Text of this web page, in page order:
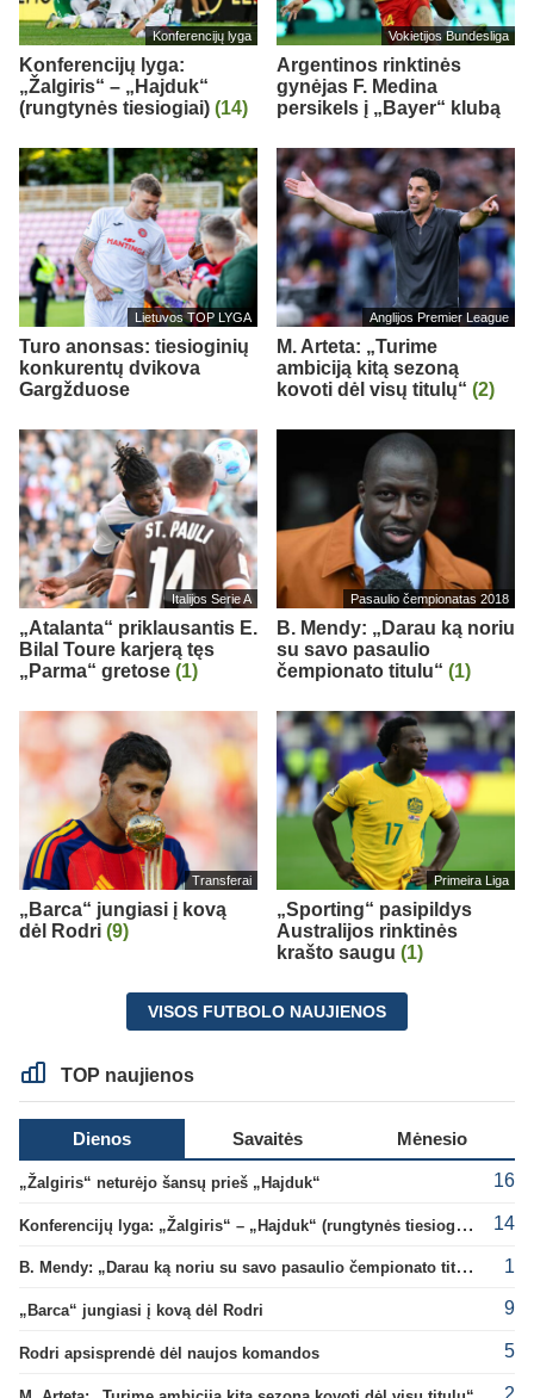
Konferencijų lyga
Konferencijų lyga:
„Žalgiris“ – „Hajduk“
(rungtynės tiesiogiai) (14)
Vokietijos Bundesliga
Argentinos rinktinės
gynėjas F. Medina
persikels į „Bayer“ klubą
Lietuvos TOP LYGA
Turo anonsas: tiesioginių
konkurentų dvikova
Gargžduose
Anglijos Premier League
M. Arteta: „Turime
ambiciją kitą sezoną
kovoti dėl visų titulų“ (2)
Italijos Serie A
„Atalanta“ priklausantis E.
Bilal Toure karjerą tęs
„Parma“ gretose (1)
Pasaulio čempionatas 2018
B. Mendy: „Darau ką noriu
su savo pasaulio
čempionato titulu“ (1)
Transferai
„Barca“ jungiasi į kovą
dėl Rodri (9)
Primeira Liga
„Sporting“ pasipildys
Australijos rinktinės
krašto saugu (1)
VISOS FUTBOLO NAUJIENOS
TOP naujienos
Dienos Savaitės Mėnesio
„Žalgiris“ neturėjo šansų prieš „Hajduk“ 16
Konferencijų lyga: „Žalgiris“ – „Hajduk“ (rungtynės tiesiogiai) 14
B. Mendy: „Darau ką noriu su savo pasaulio čempionato titulu“ 1
„Barca“ jungiasi į kovą dėl Rodri 9
Rodri apsisprendė dėl naujos komandos 5
2